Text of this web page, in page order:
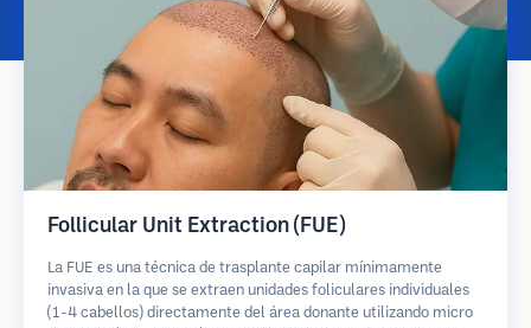
Follicular Unit Extraction (FUE)
La FUE es una técnica de trasplante capilar mínimamente
invasiva en la que se extraen unidades foliculares individuales
(1-4 cabellos) directamente del área donante utilizando micro